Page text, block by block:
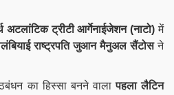
अटलांटिक ट्रीटी आर्गेनाईजेशन (नाटो) में
राष्ट्रपति जुआन मैनुअल सैंटोसने
का हिस्सा बनने वालापहला लैटिन